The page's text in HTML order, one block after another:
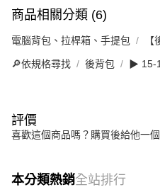
商品相關分類 (6)
電腦背包、拉桿箱、手提包
🔎依規格尋找 後背包 ▶ 15-
評價
喜歡這個商品嗎？購買後給他一
本分類熱銷全站排行